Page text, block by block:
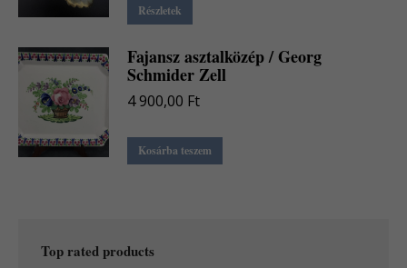
Részletek
Fajansz asztalközép / Georg
Schmider Zell
4 900,00 Ft
Kosárba teszem
Top rated products